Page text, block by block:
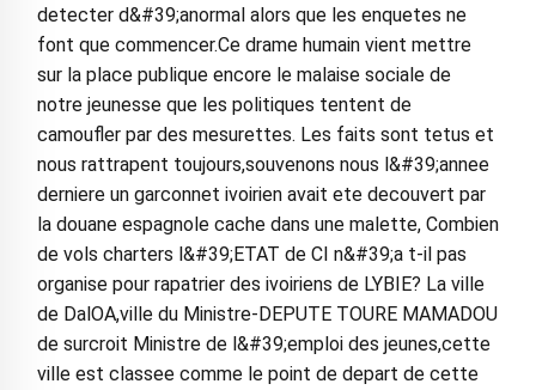
detecter d&#39;anormal alors que les enquetes ne
font que commencer.Ce drame humain vient mettre
sur la place publique encore le malaise sociale de
notre jeunesse que les politiques tentent de
camoufler par des mesurettes. Les faits sont tetus et
nous rattrapent toujours,souvenons nous l&#39;annee
derniere un garconnet ivoirien avait ete decouvert par
la douane espagnole cache dans une malette, Combien
de vols charters l&#39;ETAT de CI n&#39;a t-il pas
organise pour rapatrier des ivoiriens de LYBIE? La ville
de DalOA,ville du Ministre-DEPUTE TOURE MAMADOU
de surcroit Ministre de l&#39;emploi des jeunes,cette
ville est classee comme le point de depart de cette